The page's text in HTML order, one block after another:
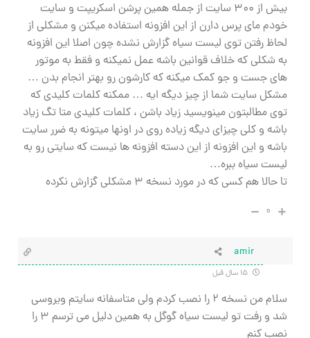
بیش از ۳۰۰ سایت از جمله همین پرشن اسکریپت و سایت
خودم مای پرس دارن از این افزونه استفاده میکنن و مشکلی از
لحاظ رفتن توی لیست سیاه گزارش نشده چون اصلا این افزونه
به شکلی که خلاف قوانین باشه عمل نمیکنه و فقط به موتور
های جست و جو کمک میکنه که کارشون رو بهتر انجام بدن …
مشکل سایت شما از چیز دیگه ایه … ممکنه کلمات کلیدی که
توی مطالبتون مینویسید زیاد باشن ، کلمات کلیدی متا تگ زیاد
باشه و کلی چیزای دیگه زیاده روی در اونها میتونه به ضرر سایت
باشه و این افزونه از این دسته افزونه ها نیست که سایتی رو به
لیست سیاه ببره…
تا حالا هم کسی که در مورد نسخه ۳ مشکلی گزارش نکرده
۰
amir
سلام من نسخه ۲ را نصب کردم ولی متاسفانه سایتم ویروسی
شد و رفت تو لیست سیاه گوگل به همین دلیل می ترسم ۳ را
نصب کنم